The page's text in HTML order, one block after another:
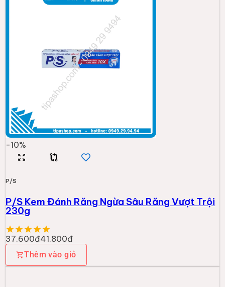
-10%
P/S
P/S Kem Đánh Răng Ngừa Sâu Răng Vượt Trội
230g
37.600đ41.800đ
Thêm vào giỏ